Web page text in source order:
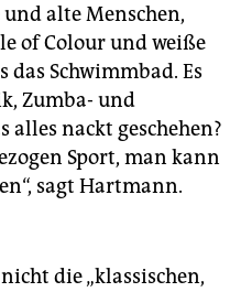
alte Menschen,
of Colour und weiße
das Schwimmbad. Es
Zumba- und
alles nackt geschehen?
Sport, man kann
sagt Hartmann.
die „klassischen,